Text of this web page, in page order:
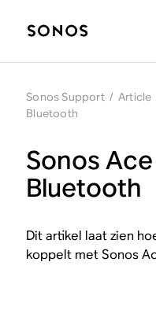
Sonos Support / Article
Bluetooth
Sonos
Bluetooth
Dit artikel laat zien
koppelt met Sonos